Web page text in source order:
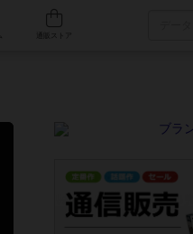
人気ボードゲーム